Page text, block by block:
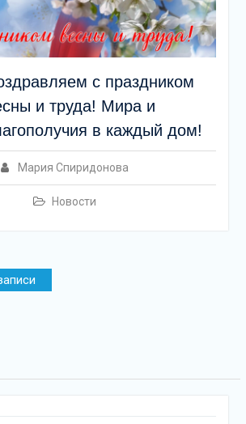
с праздником
и труда! Мира и
в каждый дом!
Мария Спиридонова
Новости